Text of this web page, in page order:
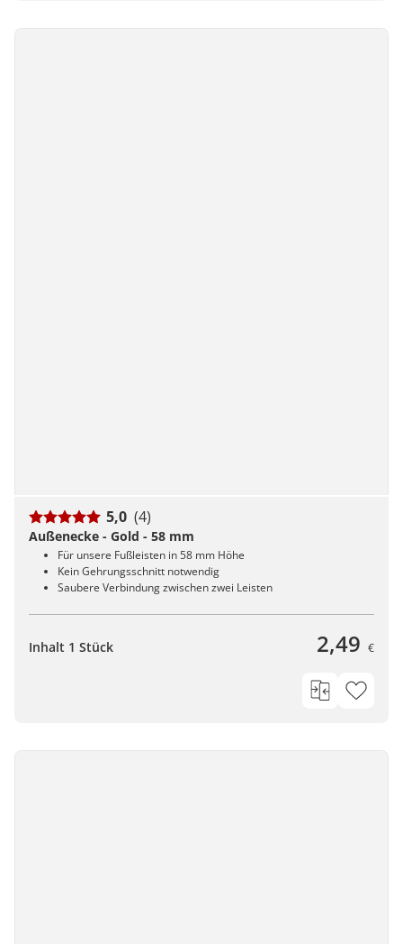
5,0 (4)
Außenecke - Gold - 58 mm
Für unsere Fußleisten in 58 mm Höhe
Kein Gehrungsschnitt notwendig
Saubere Verbindung zwischen zwei Leisten
Inhalt 1 Stück 2,49 €